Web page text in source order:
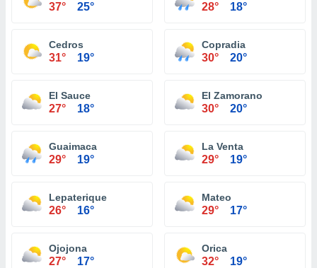
37° 25° 28° 18°
Cedros
31° 19°
Copradia
30° 20°
El Sauce
27° 18°
El Zamorano
30° 20°
Guaimaca
29° 19°
La Venta
29° 19°
Lepaterique
26° 16°
Mateo
29° 17°
Ojojona
27° 17°
Orica
32° 19°